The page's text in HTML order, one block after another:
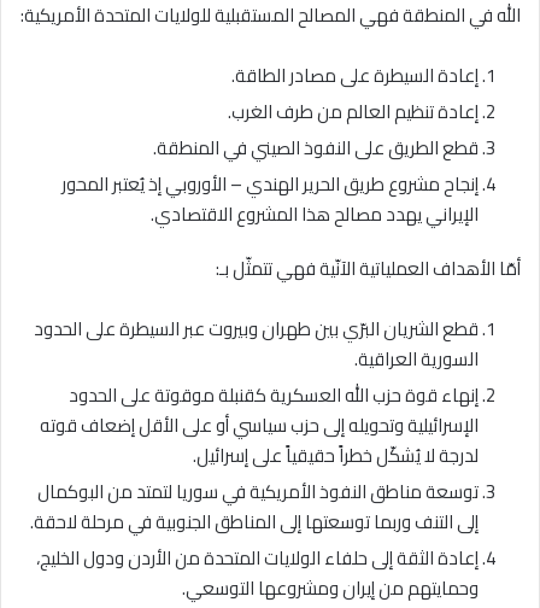
الله في المنطقة فهي المصالح المستقبلية للولايات المتحدة الأمريكية:
إعادة السيطرة على مصادر الطاقة.
إعادة تنظيم العالم من طرف الغرب.
قطع الطريق على النفوذ الصيني في المنطقة.
إنجاح مشروع طريق الحرير الهندي – الأوروبي إذ يُعتبر المحور
الإيراني يهدد مصالح هذا المشروع الاقتصادي.
أمّا الأهداف العملياتية الآنّية فهي تتمثّل بـ:
قطع الشريان البرّي بين طهران وبيروت عبر السيطرة على الحدود
السورية العراقية.
إنهاء قوة حزب الله العسكرية كقنبلة موقوتة على الحدود
الإسرائيلية وتحويله إلى حزب سياسي أو على الأقل إضعاف قوته
لدرجة لا يُشكّل خطراً حقيقياً على إسرائيل.
توسعة مناطق النفوذ الأمريكية في سوريا لتمتد من البوكمال
إلى التنف وربما توسعتها إلى المناطق الجنوبية في مرحلة لاحقة.
إعادة الثقة إلى حلفاء الولايات المتحدة من الأردن ودول الخليج،
وحمايتهم من إيران ومشروعها التوسعي.